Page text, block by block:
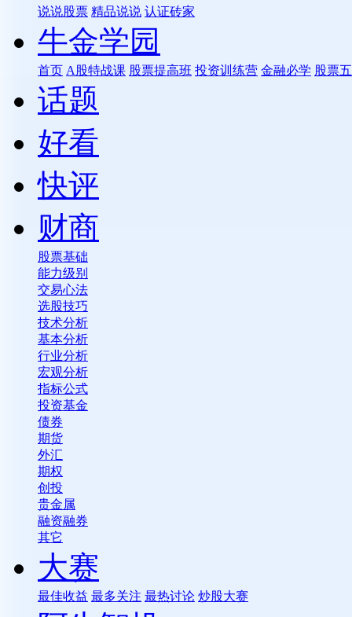
说说股票 精品说说 认证砖家
牛金学园
首页 A股特战课 股票提高班 投资训练营 金融必学 股票
话题
好看
快评
财商
股票基础
能力级别
交易心法
选股技巧
技术分析
基本分析
行业分析
宏观分析
指标公式
投资基金
债券
期货
外汇
期权
创投
贵金属
融资融券
其它
大赛
最佳收益 最多关注 最热讨论 炒股大赛